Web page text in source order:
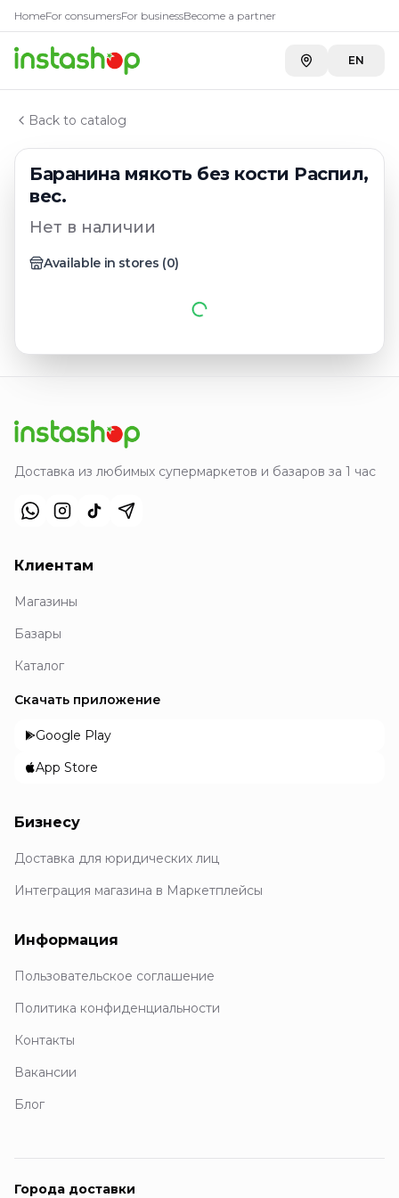
HomeFor consumersFor businessBecome a partner
EN
Back to catalog
Баранина мякоть без кости Распил,
вес.
Нет в наличии
Available in stores (0)
Главная
Каталог
Баранина
Баранина мякоть без кости Распил, вес.
Доставка из любимых супермаркетов и базаров за 1 час
Клиентам
Магазины
Базары
Каталог
Скачать приложение
Google Play
App Store
Бизнесу
Доставка для юридических лиц
Интеграция магазина в Маркетплейсы
Информация
Пользовательское соглашение
Политика конфиденциальности
Контакты
Вакансии
Блог
Города доставки